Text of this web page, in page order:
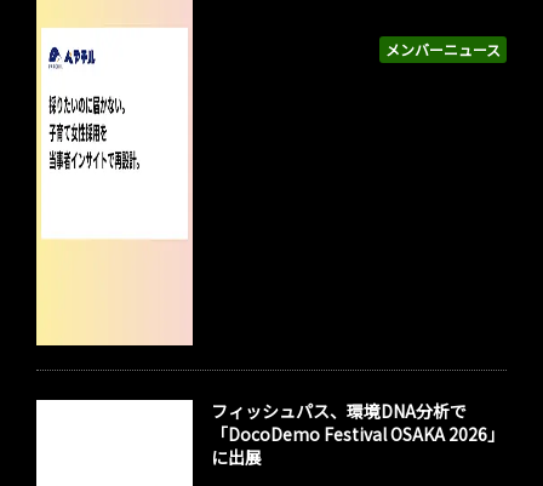
メンバーニュース
フィッシュパス、環境DNA分析で
「DocoDemo Festival OSAKA 2026」
に出展